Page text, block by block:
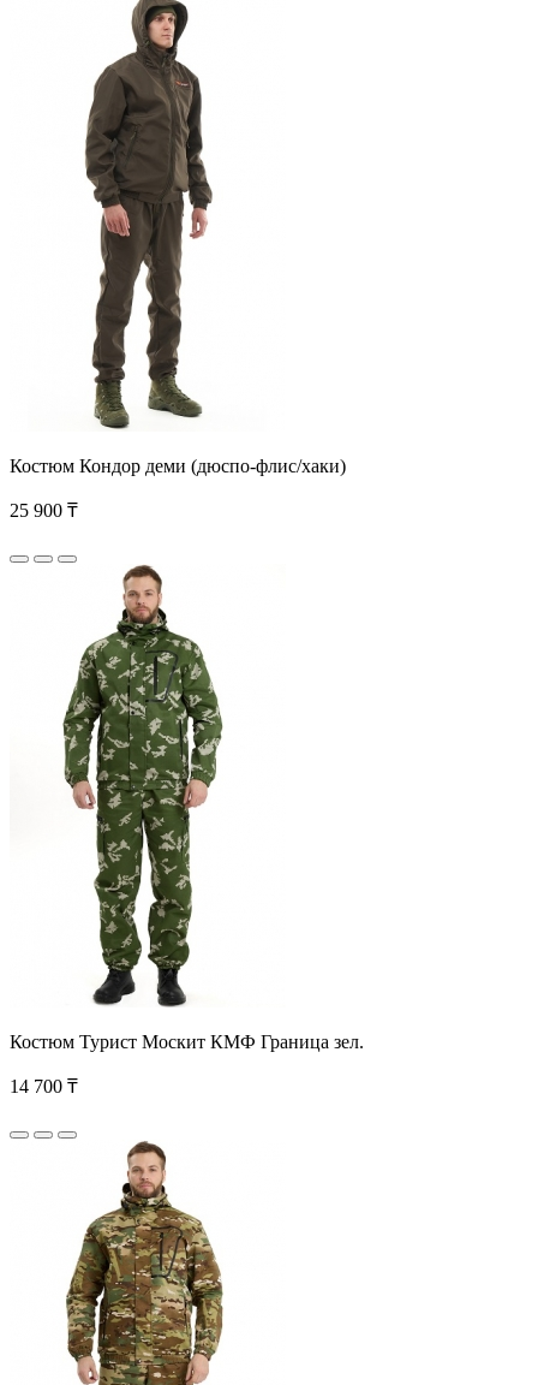
Костюм Кондор деми (дюспо-флис/хаки)
25 900 ₸
Костюм Турист Москит КМФ Граница зел.
14 700 ₸